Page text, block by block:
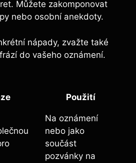
Můžete zakomponovat
nebo osobní anekdoty.
nápady, zvažte také
do vašeho oznámení.
Použití
Na oznámení
nebo jako
součást
pozvánky na